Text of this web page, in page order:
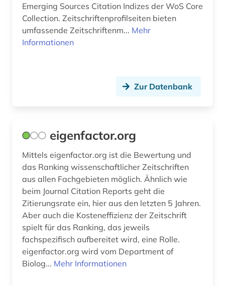
Emerging Sources Citation Indizes der WoS Core
Collection. Zeitschriftenprofilseiten bieten
umfassende Zeitschriftenm... Mehr
Informationen
Zur Datenbank
eigenfactor.org
Mittels eigenfactor.org ist die Bewertung und
das Ranking wissenschaftlicher Zeitschriften
aus allen Fachgebieten möglich. Ähnlich wie
beim Journal Citation Reports geht die
Zitierungsrate ein, hier aus den letzten 5 Jahren.
Aber auch die Kosteneffizienz der Zeitschrift
spielt für das Ranking, das jeweils
fachspezifisch aufbereitet wird, eine Rolle.
eigenfactor.org wird vom Department of
Biolog... Mehr Informationen